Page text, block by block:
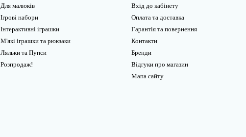
Для малюків
Ігрові набори
Інтерактивні іграшки
М'які іграшки та рюкзаки
Ляльки та Пупси
Розпродаж!
Вхід до кабінету
Оплата та доставка
Гарантiя та повернення
Контакти
Бренди
Відгуки про магазин
Мапа сайту